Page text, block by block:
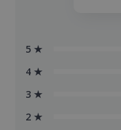
5 ★
4 ★
3 ★
2 ★